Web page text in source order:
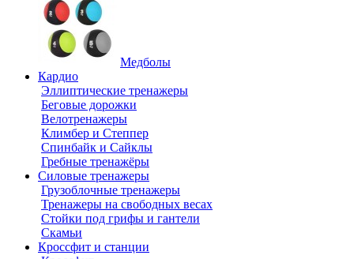
Медболы
Кардио
Эллиптические тренажеры
Беговые дорожки
Велотренажеры
Климбер и Степпер
Спинбайк и Сайклы
Гребные тренажёры
Силовые тренажеры
Грузоблочные тренажеры
Тренажеры на свободных весах
Стойки под грифы и гантели
Скамьи
Кроссфит и станции